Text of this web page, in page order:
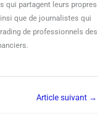
qui partagent leurs propres
que de journalistes qui
de professionnels des
Article suivant →